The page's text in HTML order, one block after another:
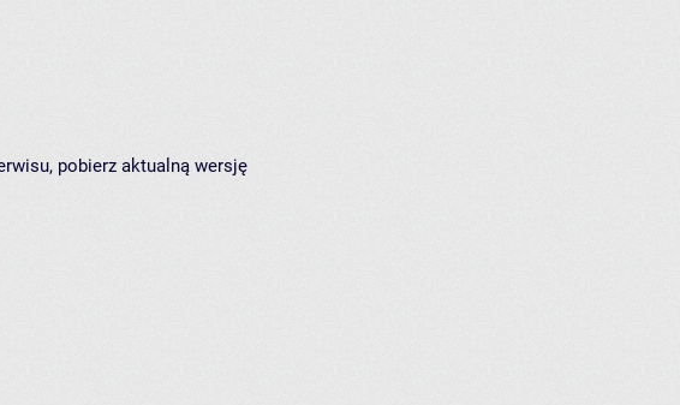
pobierz aktualną wersję